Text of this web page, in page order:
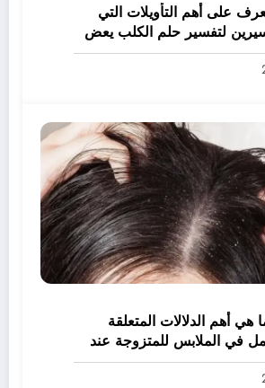
على أهم التأويلات التي
لتفسير حلم الكلب يعض
أهم الدلالات المتعلقة
في الملابس للمتزوجة عند